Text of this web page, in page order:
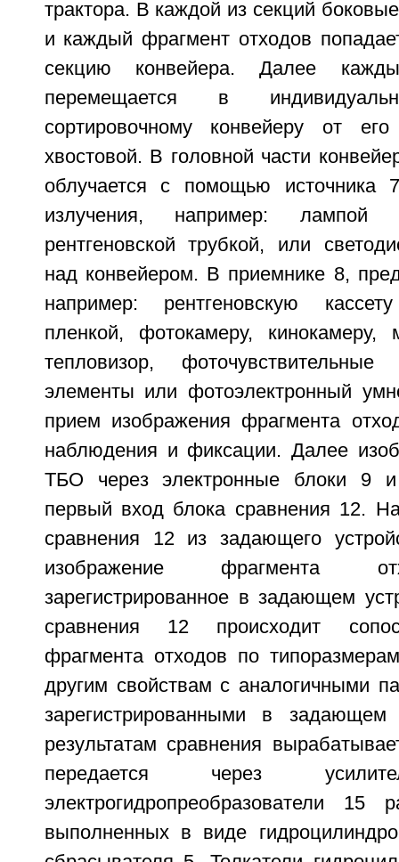
трактора. В каждой из секций
и каждый фрагмент отходов
секцию конвейера. Далее
перемещается в
сортировочному конвейеру от
хвостовой. В головной части
облучается с помощью источника 7
излучения, например: лампой
рентгеновской трубкой, или
над конвейером. В приемнике 8,
например: рентгеновскую
пленкой, фотокамеру, кинокамеру,
тепловизор, фоточувствительные
элементы или фотоэлектронный
прием изображения фрагмента
наблюдения и фиксации. Далее
ТБО через электронные блоки 9
первый вход блока сравнения 12.
сравнения 12 из задающего
изображение фрагмента
зарегистрированное в задающем
сравнения 12 происходит
фрагмента отходов по
другим свойствам с аналогичными
зарегистрированными в
результатам сравнения
передается через
электрогидропреобразователи 15
выполненных в виде